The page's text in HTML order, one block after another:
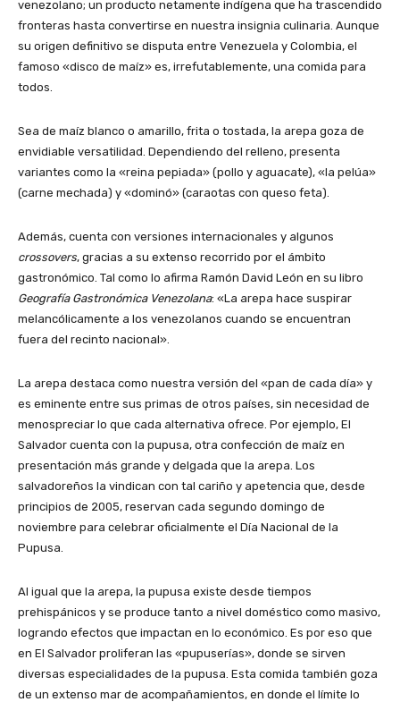
venezolano; un producto netamente indígena que ha trascendido
fronteras hasta convertirse en nuestra insignia culinaria. Aunque
su origen definitivo se disputa entre Venezuela y Colombia, el
famoso «disco de maíz» es, irrefutablemente, una comida para
todos.
Sea de maíz blanco o amarillo, frita o tostada, la arepa goza de
envidiable versatilidad. Dependiendo del relleno, presenta
variantes como la «reina pepiada» (pollo y aguacate), «la pelúa»
(carne mechada) y «dominó» (caraotas con queso feta).
Además, cuenta con versiones internacionales y algunos
crossovers, gracias a su extenso recorrido por el ámbito
gastronómico. Tal como lo afirma Ramón David León en su libro
Geografía Gastronómica Venezolana: «La arepa hace suspirar
melancólicamente a los venezolanos cuando se encuentran
fuera del recinto nacional».
La arepa destaca como nuestra versión del «pan de cada día» y
es eminente entre sus primas de otros países, sin necesidad de
menospreciar lo que cada alternativa ofrece. Por ejemplo, El
Salvador cuenta con la pupusa, otra confección de maíz en
presentación más grande y delgada que la arepa. Los
salvadoreños la vindican con tal cariño y apetencia que, desde
principios de 2005, reservan cada segundo domingo de
noviembre para celebrar oficialmente el Día Nacional de la
Pupusa.
Al igual que la arepa, la pupusa existe desde tiempos
prehispánicos y se produce tanto a nivel doméstico como masivo,
logrando efectos que impactan en lo económico. Es por eso que
en El Salvador proliferan las «pupuserías», donde se sirven
diversas especialidades de la pupusa. Esta comida también goza
de un extenso mar de acompañamientos, en donde el límite lo